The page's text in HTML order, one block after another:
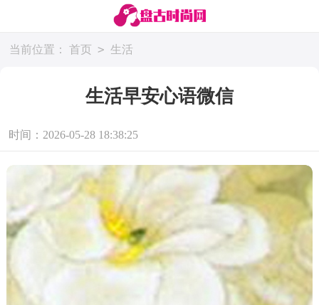
当前位置： 首页 > 生活
生活早安心语微信
时间：2026-05-28 18:38:25